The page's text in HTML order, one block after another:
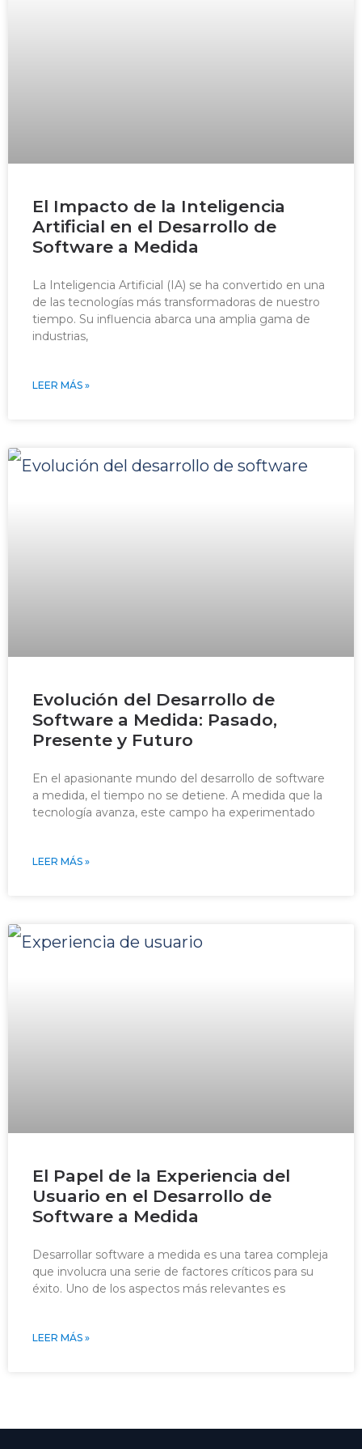
El Impacto de la Inteligencia
Artificial en el Desarrollo de
Software a Medida
La Inteligencia Artificial (IA) se ha convertido en una
de las tecnologías más transformadoras de nuestro
tiempo. Su influencia abarca una amplia gama de
industrias,
LEER MÁS »
Evolución del Desarrollo de
Software a Medida: Pasado,
Presente y Futuro
En el apasionante mundo del desarrollo de software
a medida, el tiempo no se detiene. A medida que la
tecnología avanza, este campo ha experimentado
LEER MÁS »
El Papel de la Experiencia del
Usuario en el Desarrollo de
Software a Medida
Desarrollar software a medida es una tarea compleja
que involucra una serie de factores críticos para su
éxito. Uno de los aspectos más relevantes es
LEER MÁS »